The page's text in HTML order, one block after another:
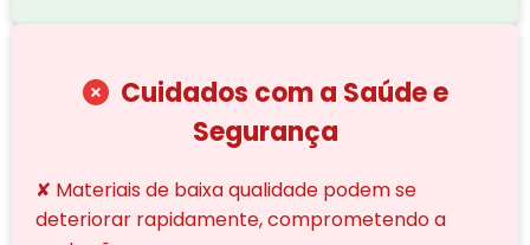
Cuidados com a Saúde e
Segurança
✘ Materiais de baixa qualidade podem se
deteriorar rapidamente, comprometendo a